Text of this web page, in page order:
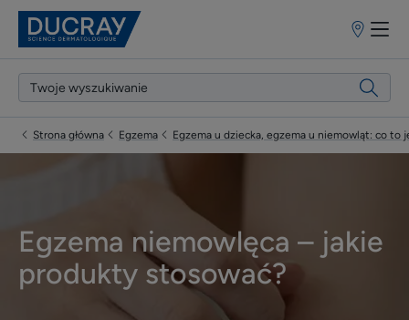
Punkty
Strona główna Egzema Egzema u dziecka, egzema u niemowląt: co to
Egzema niemowlęca – jakie
produkty stosować?